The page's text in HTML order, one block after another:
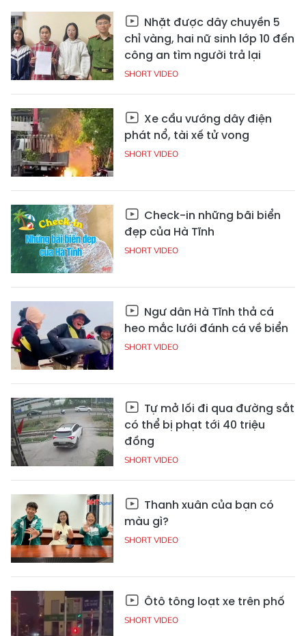
Nhặt được dây chuyền 5
chỉ vàng, hai nữ sinh lớp 10 đến
công an tìm người trả lại
SHORT VIDEO
Xe cẩu vướng dây điện
phát nổ, tài xế tử vong
SHORT VIDEO
Check-in những bãi biển
đẹp của Hà Tĩnh
SHORT VIDEO
Ngư dân Hà Tĩnh thả cá
heo mắc lưới đánh cá về biển
SHORT VIDEO
Tự mở lối đi qua đường sắt
có thể bị phạt tới 40 triệu
đồng
SHORT VIDEO
Thanh xuân của bạn có
màu gì?
SHORT VIDEO
Ôtô tông loạt xe trên phố
SHORT VIDEO